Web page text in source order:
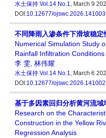
水土保持 Vol.14 No.1, March 9
DOI:10.12677/ojswc.2026.141003
不同降雨入渗条件下滑坡稳定
Numerical Simulation Study
Rainfall Infiltration Conditions
李 雯 林伟耀
水土保持 Vol.14 No.1, March 6
DOI:10.12677/ojswc.2026.141002
基于多因素回归分析黄河流
Research on the
Construction in the Yellow
Regression Analysis